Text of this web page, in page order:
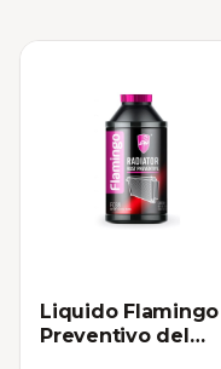
Liquido Flamingo
Preventivo del